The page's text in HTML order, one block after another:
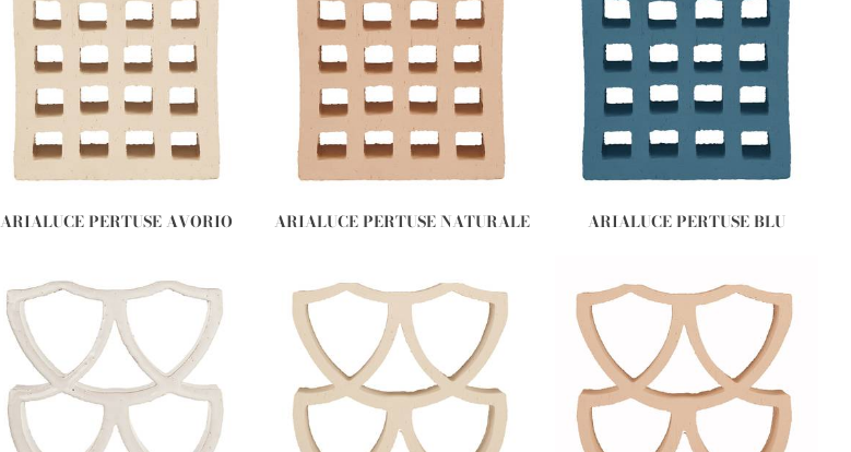
ARIALUCE PERTUSE AVORIO ARIALUCE PERTUSE NATURALE ARIALUCE PERTUSE BLU